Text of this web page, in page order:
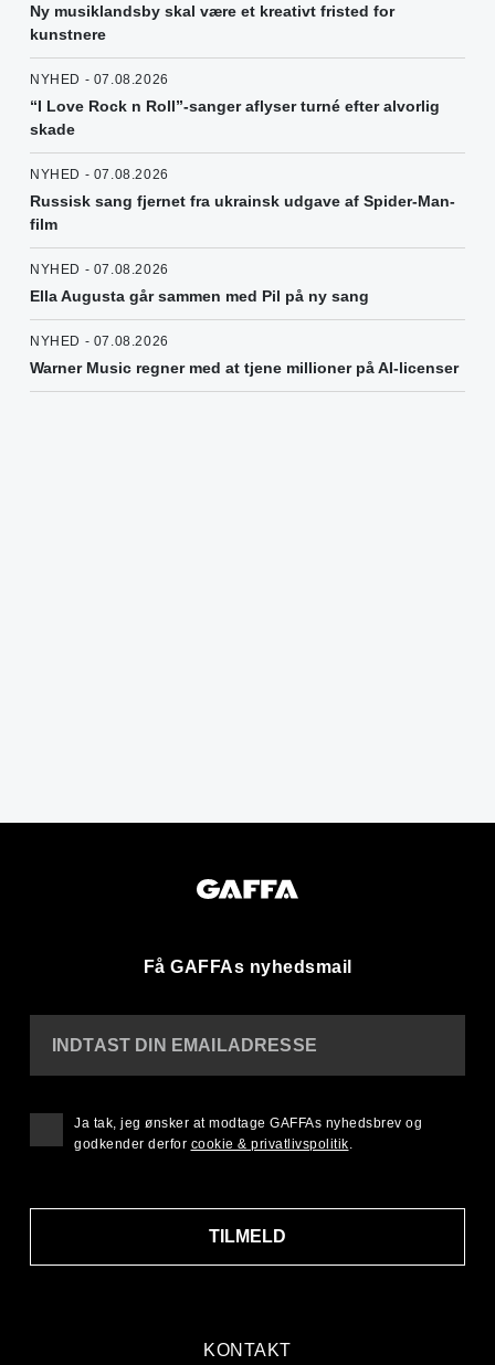
Ny musiklandsby skal være et kreativt fristed for
kunstnere
NYHED - 07.08.2026
“I Love Rock n Roll”-sanger aflyser turné efter alvorlig
skade
NYHED - 07.08.2026
Russisk sang fjernet fra ukrainsk udgave af Spider-Man-
film
NYHED - 07.08.2026
Ella Augusta går sammen med Pil på ny sang
NYHED - 07.08.2026
Warner Music regner med at tjene millioner på AI-licenser
Få GAFFAs nyhedsmail
KONTAKT
INDTAST DIN EMAILADRESSE
TILMELD
Ja tak, jeg ønsker at modtage GAFFAs nyhedsbrev og
godkender derfor cookie & privatlivspolitik